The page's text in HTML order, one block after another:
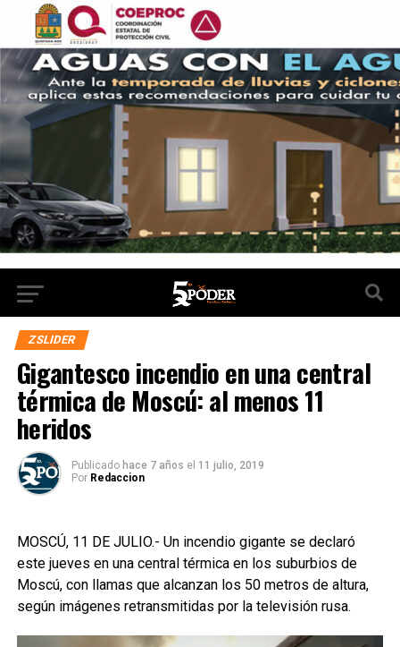
ZSLIDER
Gigantesco incendio en una central
térmica de Moscú: al menos 11
heridos
Publicado hace 7 años el 11 julio, 2019
Por Redaccion
MOSCÚ, 11 DE JULIO.- Un incendio gigante se declaró
este jueves en una central térmica en los suburbios de
Moscú, con llamas que alcanzan los 50 metros de altura,
según imágenes retransmitidas por la televisión rusa.